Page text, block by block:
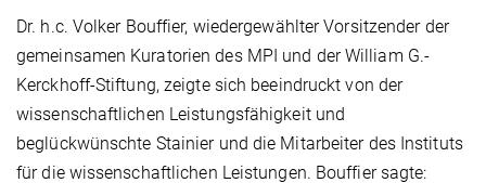
Dr. h.c. Volker Bouffier, wiedergewählter Vorsitzender der
gemeinsamen Kuratorien des MPI und der William G.-
Kerckhoff-Stiftung, zeigte sich beeindruckt von der
wissenschaftlichen Leistungsfähigkeit und
beglückwünschte Stainier und die Mitarbeiter des Instituts
für die wissenschaftlichen Leistungen. Bouffier sagte: